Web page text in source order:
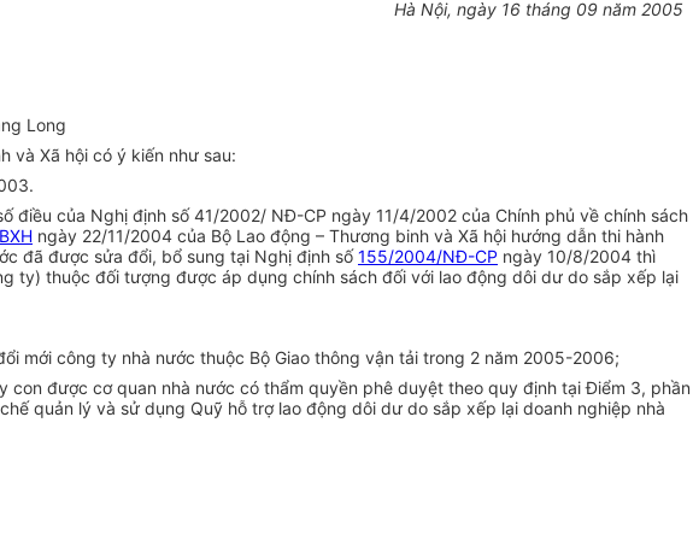
Hà Nội, ngày 16 tháng 09 năm 2005
Long
và Xã hội có ý kiến như sau:
điều của Nghị định số 41/2002/ NĐ-CP ngày 11/4/2002 của Chính phủ về chính sách
ngày 22/11/2004 của Bộ Lao động – Thương binh và Xã hội hướng dẫn thi hành
đã được sửa đổi, bổ sung tại Nghị định số155/2004/NĐ-CP ngày 10/8/2004 thì
ty) thuộc đối tượng được áp dụng chính sách đối với lao động dôi dư do sắp xếp lại
mới công ty nhà nước thuộc Bộ Giao thông vận tải trong 2 năm 2005-2006;
được cơ quan nhà nước có thẩm quyền phê duyệt theo quy định tại Điểm 3, phần
quản lý và sử dụng Quỹ hỗ trợ lao động dôi dư do sắp xếp lại doanh nghiệp nhà